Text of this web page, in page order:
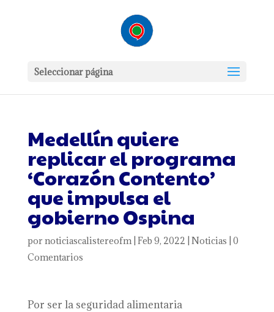
Seleccionar página
Medellín quiere
replicar el programa
‘Corazón Contento’
que impulsa el
gobierno Ospina
por noticiascalistereofm| Feb 9, 2022 Noticias 0
Comentarios
Por ser la seguridad alimentaria